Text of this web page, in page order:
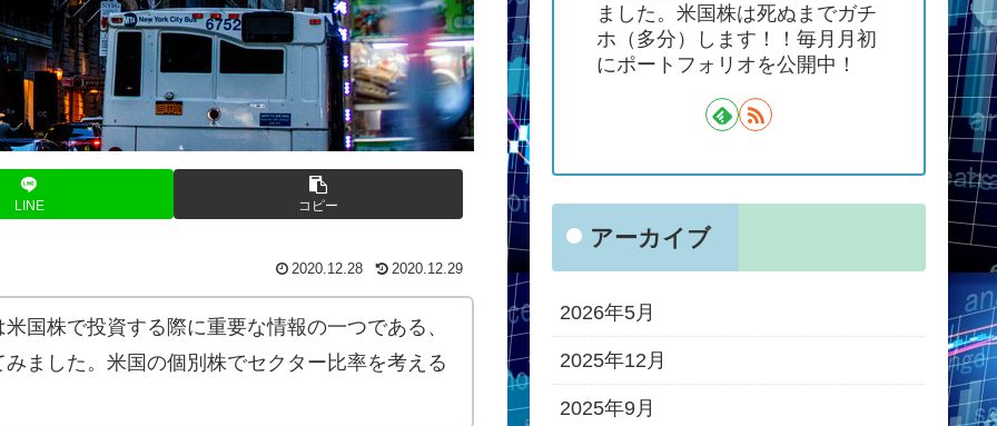
LINE コピー
2020.12.28 2020.12.29
国株で投資する際に重要な情報の一つである、
ました。米国の個別株でセクター比率を考える
ました。米国株は死ぬまでガチ
ホ（多分）します！！毎月月初
にポートフォリオを公開中！
アーカイブ
2026年5月
2025年12月
2025年9月